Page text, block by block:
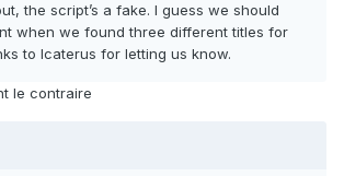
the script’s a fake. I guess we should
when we found three different titles for
to Icaterus for letting us know.
le contraire